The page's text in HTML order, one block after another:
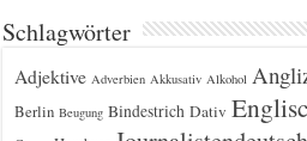
Schlagwörter
Adjektive Adverbien Akkusativ Alkohol
Berlin Beugung Bindestrich Dativ